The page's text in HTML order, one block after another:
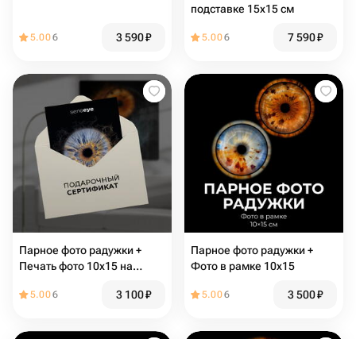
5.006 3 590₽
подставке 15х15 см
5.006 7 590₽
Парное фото радужки +
Печать фото 10х15 на
5.006 3 100₽
Парное фото радужки +
Фото в рамке 10х15
5.006 3 500₽